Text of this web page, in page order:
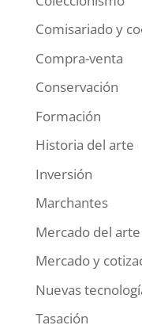
Comisariado y
Compra-venta
Conservación
Formación
Historia del arte
Inversión
Marchantes
Mercado del arte
Mercado y
Nuevas
Tasación